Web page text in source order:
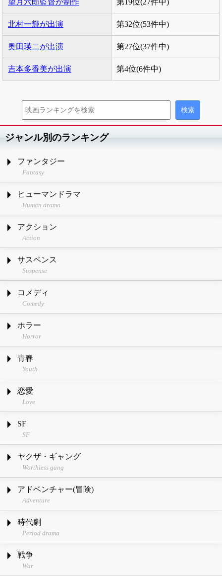
北村一輝が出演 第32位(53件中)
奥田瑛二が出演 第27位(37件中)
吉本多香美が出演 第4位(6件中)
ジャンル別のランキング
ファンタジー
Fantasy
ヒューマンドラマ
Human drama
アクション
Action
サスペンス
Suspense
コメディ
Comedy
ホラー
Horror
青春
Youth
恋愛
Love
SF
SF
ヤクザ・ギャング
Worthless gang
アドベンチャー(冒険)
Adventure
時代劇
Period drama
戦争
War